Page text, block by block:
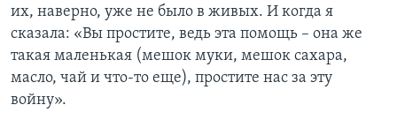
их, наверно, уже не было в живых. И когда я
сказала: «Вы простите, ведь эта помощь – она же
такая маленькая (мешок муки, мешок сахара,
масло, чай и что-то еще), простите нас за эту
войну».